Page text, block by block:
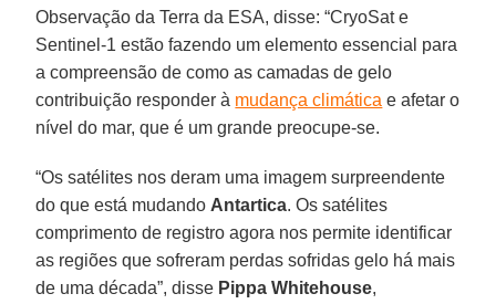
Observação da Terra da ESA, disse: “CryoSat e
Sentinel-1 estão fazendo um elemento essencial para
a compreensão de como as camadas de gelo
contribuição responder à mudança climática e afetar o
nível do mar, que é um grande preocupe-se.
“Os satélites nos deram uma imagem surpreendente
do que está mudando Antartica. Os satélites
comprimento de registro agora nos permite identificar
as regiões que sofreram perdas sofridas gelo há mais
de uma década”, disse Pippa Whitehouse,